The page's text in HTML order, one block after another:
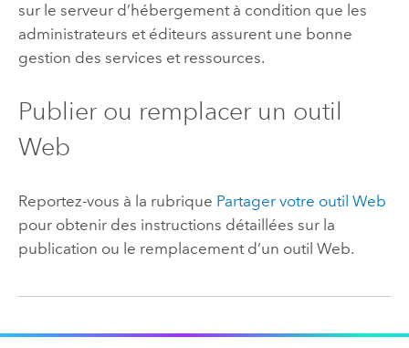
sur le serveur d’hébergement à condition que les
administrateurs et éditeurs assurent une bonne
gestion des services et ressources.
Publier ou remplacer un outil
Web
Reportez-vous à la rubrique Partager votre outil Web
pour obtenir des instructions détaillées sur la
publication ou le remplacement d’un outil Web.